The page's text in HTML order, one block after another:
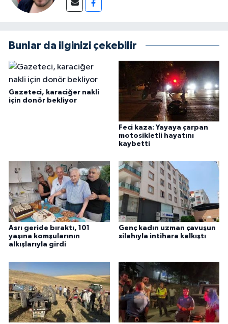
Bunlar da ilginizi çekebilir
Gazeteci, karaciğer nakli
için donör bekliyor
Feci kaza: Yayaya çarpan
motosikletli hayatını
kaybetti
Asrı geride bıraktı, 101
yaşına komşularının
alkışlarıyla girdi
Genç kadın uzman çavuşun
silahıyla intihara kalkıştı